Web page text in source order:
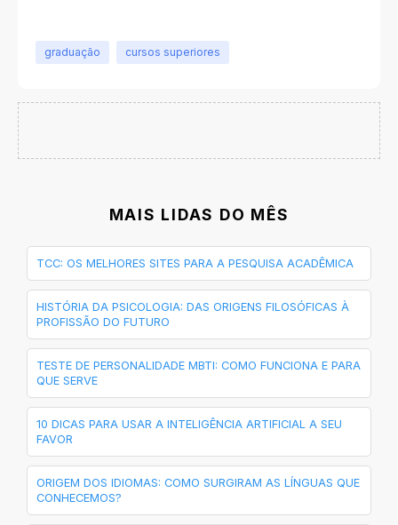
graduação cursos superiores
MAIS LIDAS DO MÊS
TCC: OS MELHORES SITES PARA A PESQUISA ACADÊMICA
HISTÓRIA DA PSICOLOGIA: DAS ORIGENS FILOSÓFICAS À
PROFISSÃO DO FUTURO
TESTE DE PERSONALIDADE MBTI: COMO FUNCIONA E PARA
QUE SERVE
10 DICAS PARA USAR A INTELIGÊNCIA ARTIFICIAL A SEU
FAVOR
ORIGEM DOS IDIOMAS: COMO SURGIRAM AS LÍNGUAS QUE
CONHECEMOS?